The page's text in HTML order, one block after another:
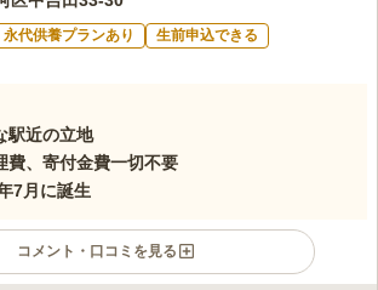
永代供養プランあり
生前申込できる
駅近の立地
費、寄付金費一切不要
7月に誕生
コメント・口コミを見る